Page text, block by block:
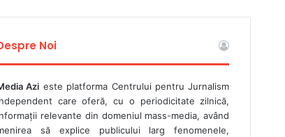
Noi
Azi este platforma Centrului pentru Jurnalism
care oferă, cu o periodicitate zilnică,
relevante din domeniul mass-media, având
să explice publicului larg fenomenele,